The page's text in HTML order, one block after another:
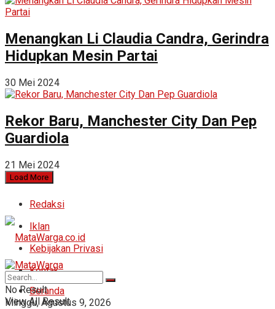
Menangkan Li Claudia Candra, Gerindra
Hidupkan Mesin Partai
30 Mei 2024
Rekor Baru, Manchester City Dan Pep
Guardiola
21 Mei 2024
Load More
Redaksi
Iklan
Kebijakan Privasi
Kontak
Minggu, Agustus 9, 2026
Beranda
No Result
View All Result